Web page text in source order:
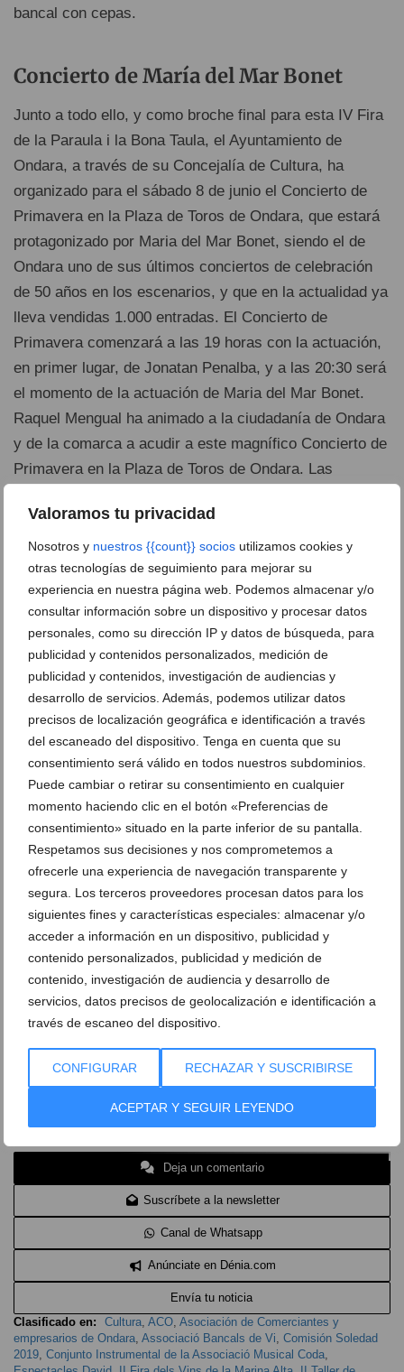
Valoramos tu privacidad
Nosotros y nuestros {{count}} socios utilizamos cookies y
otras tecnologías de seguimiento para mejorar su
experiencia en nuestra página web. Podemos almacenar y/o
consultar información sobre un dispositivo y procesar datos
personales, como su dirección IP y datos de búsqueda, para
publicidad y contenidos personalizados, medición de
publicidad y contenidos, investigación de audiencias y
desarrollo de servicios. Además, podemos utilizar datos
precisos de localización geográfica e identificación a través
del escaneado del dispositivo. Tenga en cuenta que su
consentimiento será válido en todos nuestros subdominios.
Puede cambiar o retirar su consentimiento en cualquier
momento haciendo clic en el botón «Preferencias de
consentimiento» situado en la parte inferior de su pantalla.
Respetamos sus decisiones y nos comprometemos a
ofrecerle una experiencia de navegación transparente y
segura. Los terceros proveedores procesan datos para los
siguientes fines y características especiales: almacenar y/o
acceder a información en un dispositivo, publicidad y
contenido personalizados, publicidad y medición de
contenido, investigación de audiencia y desarrollo de
servicios, datos precisos de geolocalización e identificación a
través de escaneo del dispositivo.
CONFIGURAR RECHAZAR Y SUSCRIBIRSE
ACEPTAR Y SEGUIR LEYENDO
bancal con cepas.
Concierto de María del Mar Bonet
Junto a todo ello, y como broche final para esta IV Fira
de la Paraula i la Bona Taula, el Ayuntamiento de
Ondara, a través de su Concejalía de Cultura, ha
organizado para el sábado 8 de junio el Concierto de
Primavera en la Plaza de Toros de Ondara, que estará
protagonizado por Maria del Mar Bonet, siendo el de
Ondara uno de sus últimos conciertos de celebración
de 50 años en los escenarios, y que en la actualidad ya
lleva vendidas 1.000 entradas. El Concierto de
Primavera comenzará a las 19 horas con la actuación,
en primer lugar, de Jonatan Penalba, y a las 20:30 será
el momento de la actuación de Maria del Mar Bonet.
Raquel Mengual ha animado a la ciudadanía de Ondara
y de la comarca a acudir a este magnífico Concierto de
Primavera en la Plaza de Toros de Ondara. Las
se pueden adquirir en la Casa de Cultura de Ondara y
en el enlace:
https://www.notikumi.com/2019/4/6/concierto-de-maria-
del-mar-bonet-en-ondara . La apertura de taquillas el
día del concierto será por la mañana de 11:30 a 13:30
horas y por la tarde de 17 a 19:30 horas.
María del Mar Bonet tiene en la Marina Alta siempre
una gran acogida. En Ondara continuará una trepidante
gira de celebración de sus 50 años en los escenarios
que la ha llevado por medio mundo: El Cairo, La
Habana, Atenas, Barcelona, Madrid, París…
La noche del 8 de junio se reivindicará y reconocerá los
cientos de conciertos, colaboraciones y trabajo durante
5 décadas. Una ocasión para disfrutar de una voz con
la capacidad que solo tienen algunos de saltar de
década en década, sintiéndose igual de estimada y
respetada. Jonatan Penalba, cantaor de L’Alcúdia
(Ribera Alta) abrirá este Concierto de Primavera, antes
de Maria del Mar. Jonatan Penalba llegará a Ondara
con sus cantos de batre, jotas y fandangos.
Conjugando el folk valenciano con repertorio tradicional
y actual. Su primer disco “De soca-rel”, ha cumplido un
año este mes de marzo.
Deja un comentario
Suscríbete a la newsletter
Canal de Whatsapp
Anúnciate en Dénia.com
Envía tu noticia
Clasificado en:
Cultura, ACO, Asociación de Comerciantes y
empresarios de Ondara, Associació Bancals de Vi, Comisión Soledad
2019, Conjunto Instrumental de la Associació Musical Coda,